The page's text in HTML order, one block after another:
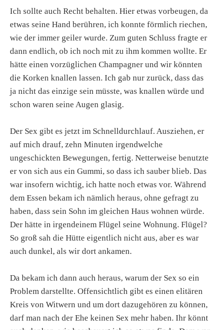
Ich sollte auch Recht behalten. Hier etwas vorbeugen, da
etwas seine Hand berühren, ich konnte förmlich riechen,
wie der immer geiler wurde. Zum guten Schluss fragte er
dann endlich, ob ich noch mit zu ihm kommen wollte. Er
hätte einen vorzüglichen Champagner und wir könnten
die Korken knallen lassen. Ich gab nur zurück, dass das
ja nicht das einzige sein müsste, was knallen würde und
schon waren seine Augen glasig.
Der Sex gibt es jetzt im Schnelldurchlauf. Ausziehen, er
auf mich drauf, zehn Minuten irgendwelche
ungeschickten Bewegungen, fertig. Netterweise benutzte
er von sich aus ein Gummi, so dass ich sauber blieb. Das
war insofern wichtig, ich hatte noch etwas vor. Während
dem Essen bekam ich nämlich heraus, ohne gefragt zu
haben, dass sein Sohn im gleichen Haus wohnen würde.
Der hätte in irgendeinem Flügel seine Wohnung. Flügel?
So groß sah die Hütte eigentlich nicht aus, aber es war
auch dunkel, als wir dort ankamen.
Da bekam ich dann auch heraus, warum der Sex so ein
Problem darstellte. Offensichtlich gibt es einen elitären
Kreis von Witwern und um dort dazugehören zu können,
darf man nach der Ehe keinen Sex mehr haben. Ihr könnt